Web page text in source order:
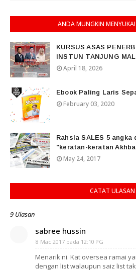
ANDA MUNGKIN
KURSUS ASAS
INSTUN TANJUNG
April 18, 2026
Ebook Paling Laris
February 03, 2020
Rahsia SALES 5 angka
"keratan-keratan
May 24, 2017
CATAT ULASAN
9 Ulasan
sabree hussin
8 Mac 2017 pada 12:10 PG
Menarik ni. Kat oversea ramai
dengan list walaupun saiz list